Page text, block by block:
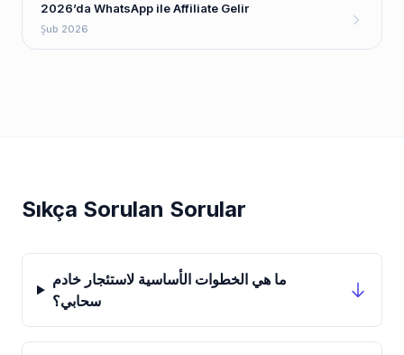
2026’da WhatsApp ile Affiliate Gelir
Şub 2026
Sıkça Sorulan Sorular
ما هي الخطوات الأساسية لاستئجار خادم
سحابي؟